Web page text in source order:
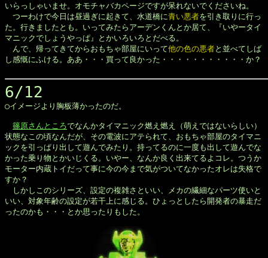
いらっしゃいませ。オモチャバカページですが呆れないでくださいね。
つーわけで今日は昼過ぎに起きて、水道橋に青い悪者を引き取りに行っ
た。行きましたとも。いってみたらアーデンくんとか居て、『いやータイ
マニックでしょうやっぱ』とかいろいろとだべる。
んで、帰ってきてからおもちゃ部屋にいって他の色の悪者と並べてしば
し感慨にふける。ああ・・・買って良かった・・・・・・・・・・・か？
6/12
◯イメージより胸板薄かったのだ。
篠原さんところでなんかタイマニック燃え燃え（萌えではないらしい）
状態なこの頃なんだが、その電波にアテられて、おもちゃ部屋のタイマニ
ックを引っぱり出して遊んでみたり。持ってるのに一度も出して遊んでな
かった乗り物とかいじくる。いやー、なんか良く出来てるよコレ。つうか
モーター内蔵トイだって事に今の今まで気がついてなかったオレは失格で
すか？
しかしこのシリーズ、設定の複雑さといい、メカの繊細なパーツ使いと
いい、対象年齢の設定が若干上に感じる。ひょっとしたら開発者の暴走だ
ったのかも・・・とか思ったりもした。